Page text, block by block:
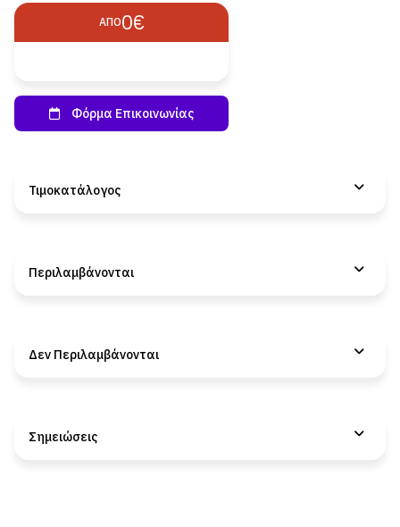
ΑΠΌ0€
Τιμοκατάλογος
Περιλαμβάνονται
Δεν Περιλαμβάνονται
Σημειώσεις